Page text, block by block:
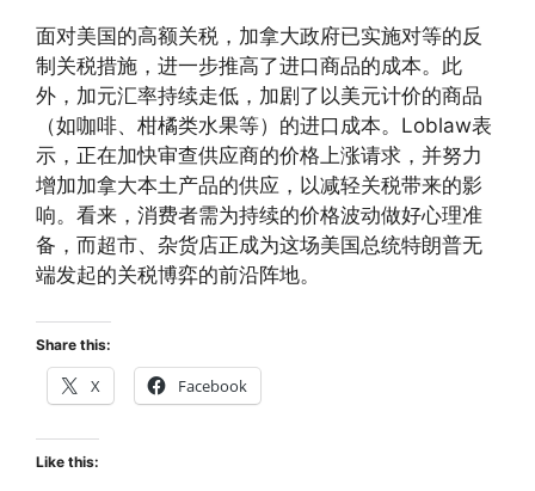
面对美国的高额关税，加拿大政府已实施对等的反
制关税措施，进一步推高了进口商品的成本。此
外，加元汇率持续走低，加剧了以美元计价的商品
（如咖啡、柑橘类水果等）的进口成本。Loblaw表
示，正在加快审查供应商的价格上涨请求，并努力
增加加拿大本土产品的供应，以减轻关税带来的影
响。看来，消费者需为持续的价格波动做好心理准
备，而超市、杂货店正成为这场美国总统特朗普无
端发起的关税博弈的前沿阵地。
Share this:
X Facebook
Like this: